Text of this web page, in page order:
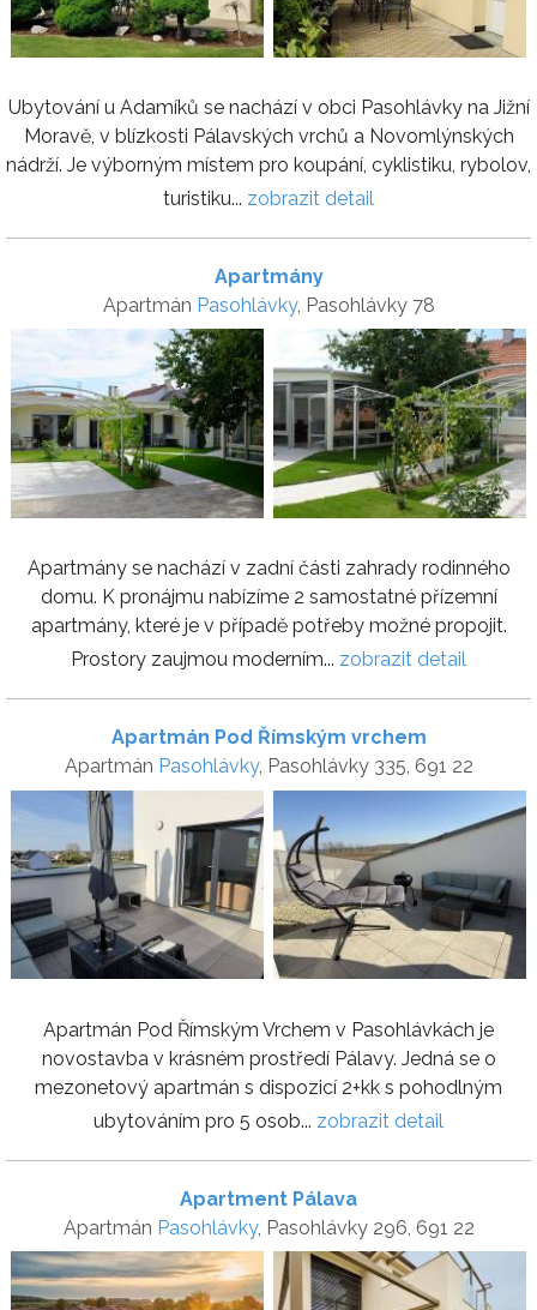
Ubytování u Adamíků se nachází v obci Pasohlávky na Jižní
Moravě, v blízkosti Pálavských vrchů a Novomlýnských
nádrží. Je výborným místem pro koupání, cyklistiku, rybolov,
turistiku... zobrazit detail
Apartmány
Apartmán Pasohlávky, Pasohlávky 78
Apartmány se nachází v zadní části zahrady rodinného
domu. K pronájmu nabízíme 2 samostatné přízemní
apartmány, které je v případě potřeby možné propojit.
Prostory zaujmou moderním... zobrazit detail
Apartmán Pod Římským vrchem
Apartmán Pasohlávky, Pasohlávky 335, 691 22
Apartmán Pod Římským Vrchem v Pasohlávkách je
novostavba v krásném prostředí Pálavy. Jedná se o
mezonetový apartmán s dispozicí 2+kk s pohodlným
ubytováním pro 5 osob... zobrazit detail
Apartment Pálava
Apartmán Pasohlávky, Pasohlávky 296, 691 22